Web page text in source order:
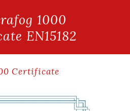
1000
EN15182
Certificate